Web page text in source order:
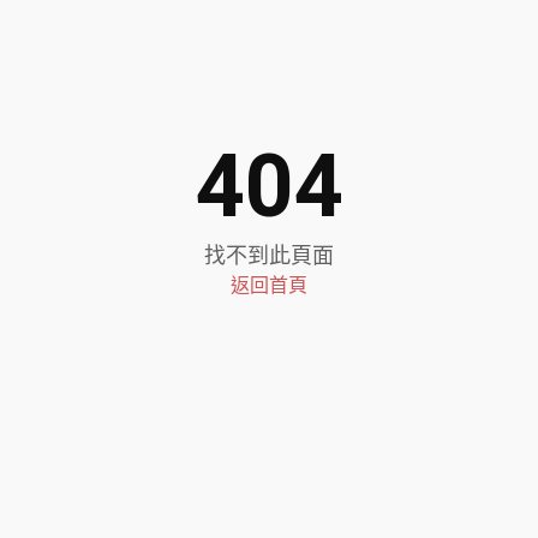
404
找不到此頁面
返回首頁